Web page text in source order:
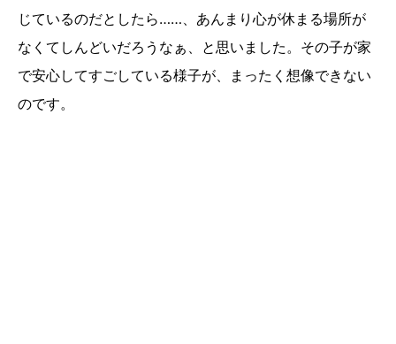
じているのだとしたら……、あんまり心が休まる場所が
なくてしんどいだろうなぁ、と思いました。その子が家
で安心してすごしている様子が、まったく想像できない
のです。